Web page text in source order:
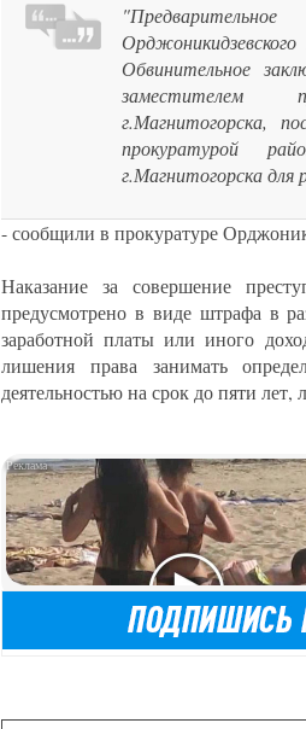
Обвинительное
заместителем
г.Магнитогорска,
прокуратурой
г.Магнитогорска для
- сообщили в прокуратуре
Наказание за совершение
предусмотрено в виде штрафа в
заработной платы или иного
лишения права занимать
деятельностью на срок до пяти